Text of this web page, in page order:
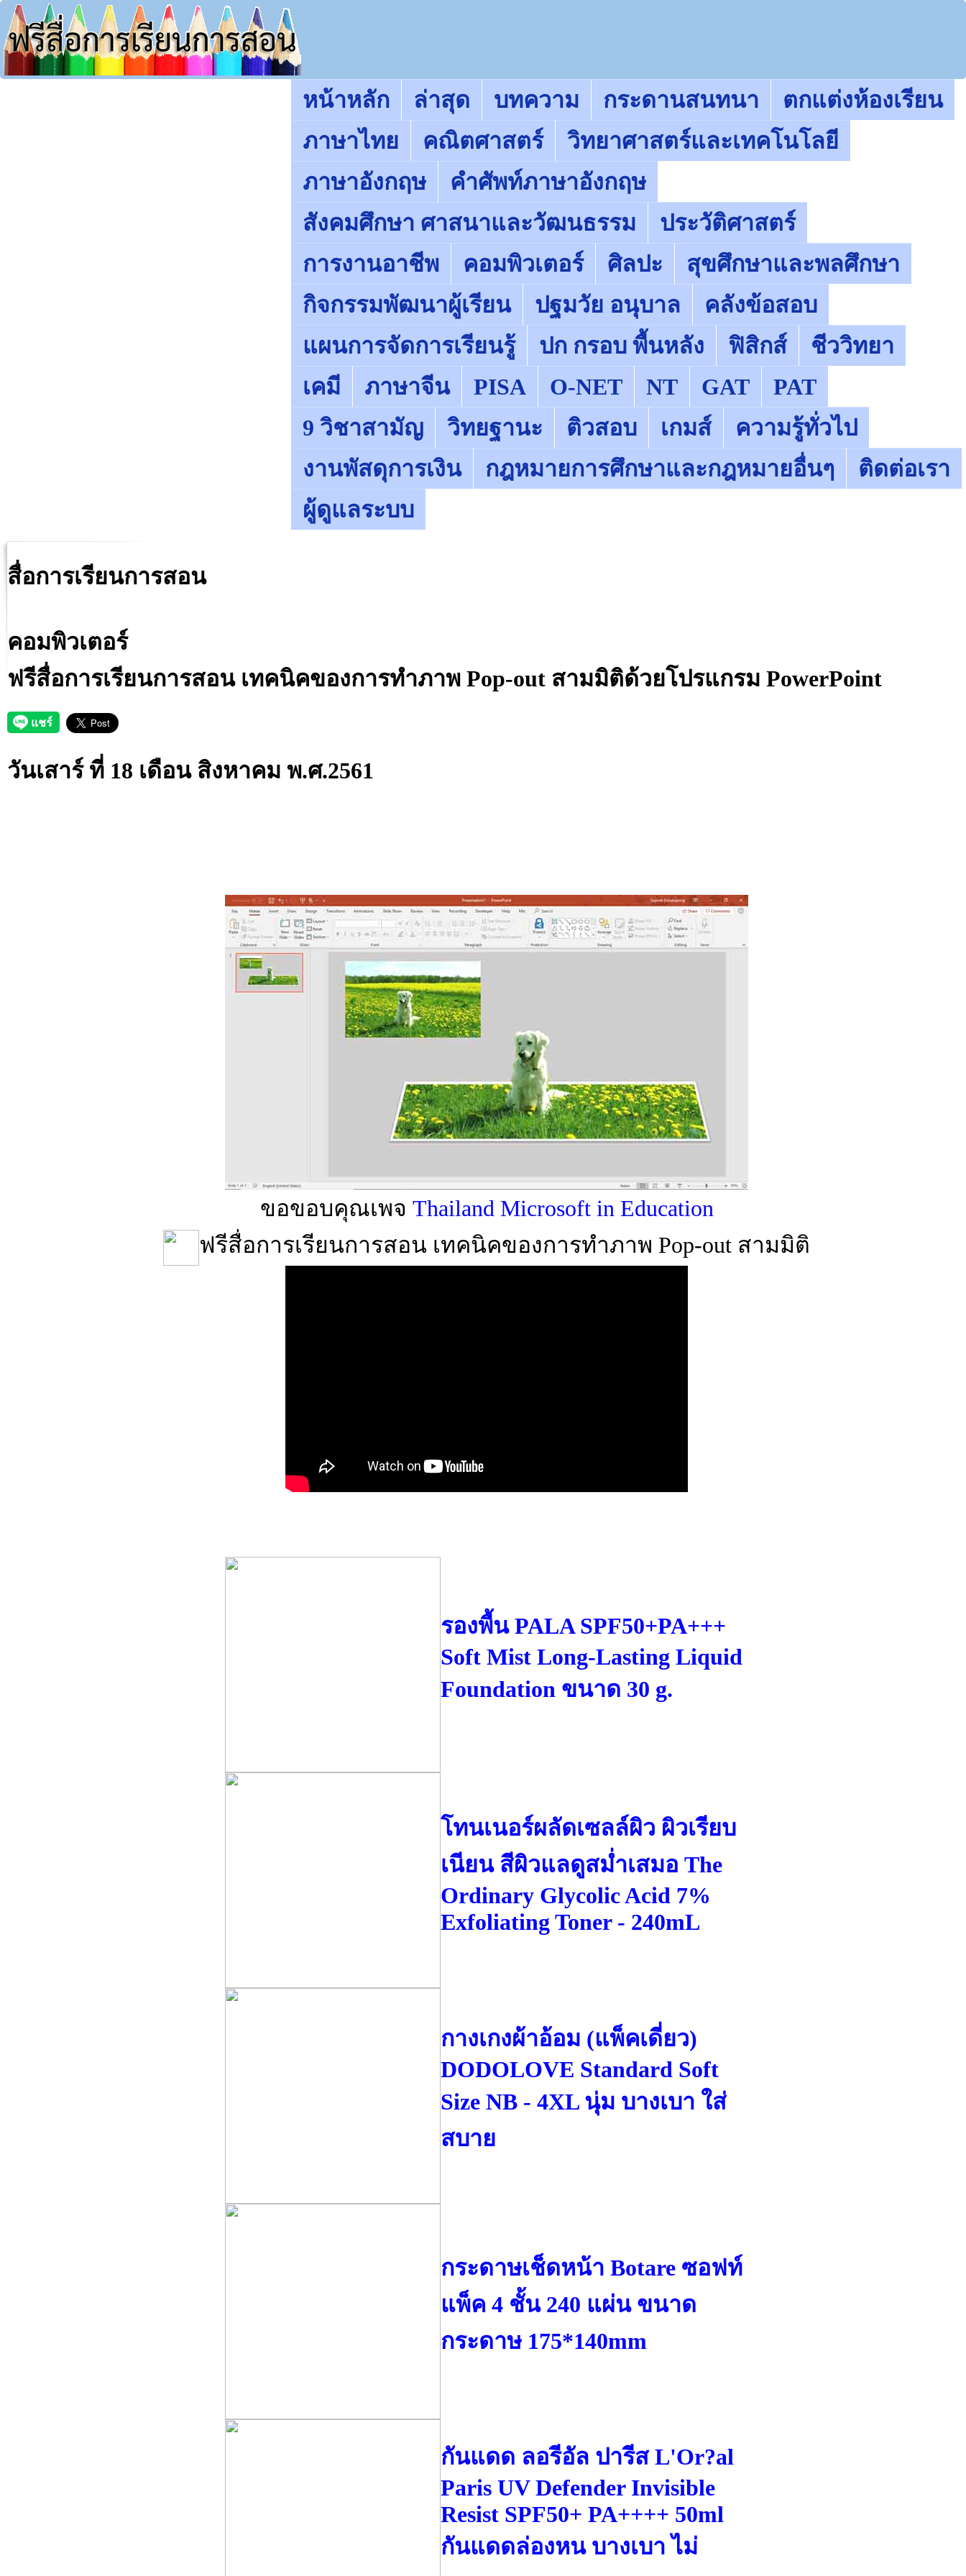
หน้าหลัก ล่าสุด บทความ กระดานสนทนา
ตกแต่งห้องเรียน
ภาษาไทย
คณิตศาสตร์
วิทยาศาสตร์และเทคโนโลยี
ภาษาอังกฤษ
คำศัพท์ภาษาอังกฤษ
สังคมศึกษา ศาสนาและวัฒนธรรม
ประวัติศาสตร์
การงานอาชีพ
คอมพิวเตอร์ ศิลปะ
สุขศึกษาและพลศึกษา
กิจกรรมพัฒนาผู้เรียน
ปฐมวัย อนุบาล
คลังข้อสอบ
แผนการจัดการเรียนรู้
ปก กรอบ พื้นหลัง ฟิสิกส์
ชีววิทยา
เคมี
ภาษาจีน PISA O-NET NT GAT
PAT
9 วิชาสามัญ
วิทยฐานะ ติวสอบ เกมส์
ความรู้ทั่วไป
งานพัสดุการเงิน
กฎหมายการศึกษาและกฎหมายอื่นๆ
ติดต่อเรา
ผู้ดูแลระบบ
สื่อการเรียนการสอน
คอมพิวเตอร์
ฟรีสื่อการเรียนการสอน เทคนิคของการทำภาพ Pop-out สามมิติด้วยโปรแกรม PowerPoint
วันเสาร์ ที่ 18 เดือน สิงหาคม พ.ศ.2561
ขอขอบคุณเพจ Thailand Microsoft in Education
ฟรีสื่อการเรียนการสอน เทคนิคของการทำภาพ Pop-out สามมิติ
รองพื้น PALA SPF50+PA+++
Soft Mist Long-Lasting Liquid
Foundation ขนาด 30 g.
โทนเนอร์ผลัดเซลล์ผิว ผิวเรียบ
เนียน สีผิวแลดูสม่ำเสมอ The
Ordinary Glycolic Acid 7%
Exfoliating Toner - 240mL
กางเกงผ้าอ้อม (แพ็คเดี่ยว)
DODOLOVE Standard Soft
Size NB - 4XL นุ่ม บางเบา ใส่
สบาย
กระดาษเช็ดหน้า Botare ซอฟท์
แพ็ค 4 ชั้น 240 แผ่น ขนาด
กระดาษ 175*140mm
กันแดด ลอรีอัล ปารีส L'Or?al
Paris UV Defender Invisible
Resist SPF50+ PA++++ 50ml
กันแดดล่องหน บางเบา ไม่